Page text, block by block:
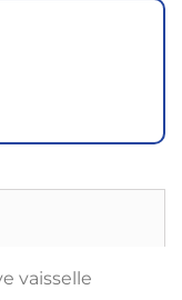
vaisselle